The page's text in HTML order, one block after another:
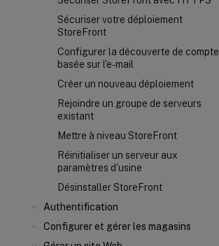
Sécuriser votre déploiement
StoreFront
Configurer la découverte de compte
basée sur l'e-mail
Créer un nouveau déploiement
Rejoindre un groupe de serveurs
existant
Mettre à niveau StoreFront
Réinitialiser un serveur aux
paramètres d'usine
Désinstaller StoreFront
Authentification
Configurer et gérer les magasins